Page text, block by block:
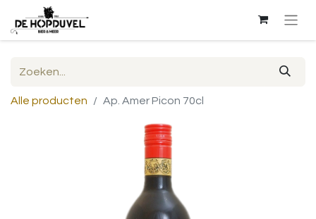
Alle producten Ap. Amer Picon 70cl